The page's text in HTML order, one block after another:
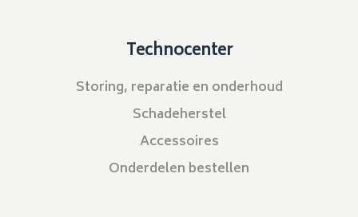
Technocenter
Storing, reparatie en onderhoud
Schadeherstel
Accessoires
Onderdelen bestellen